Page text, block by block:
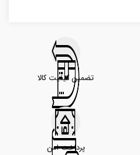
تضمین کیفیت کالا
پرداخت امن